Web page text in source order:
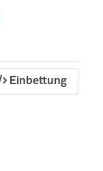
Einbettung